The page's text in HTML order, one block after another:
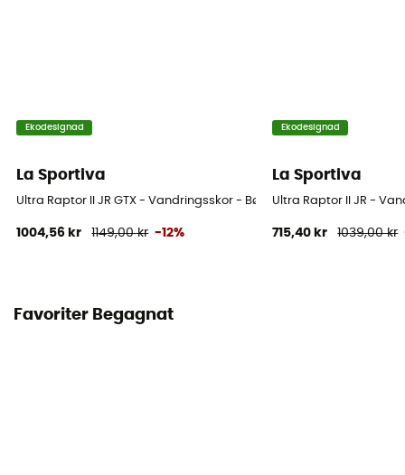
Ekodesignad
La Sportiva
Ultra Raptor II JR GTX - Vandringsskor - Børn
1004,56 kr 1149,00 kr -12%
Ekodesignad
La Sportiva
Ultra Raptor II JR -
715,40 kr 1039,00 kr
Favoriter Begagnat